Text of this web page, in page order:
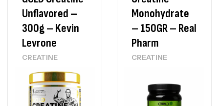
Unflavored –
300g – Kevin
Levrone
CREATINE
Monohydrate
– 150GR – Real
Pharm
CREATINE